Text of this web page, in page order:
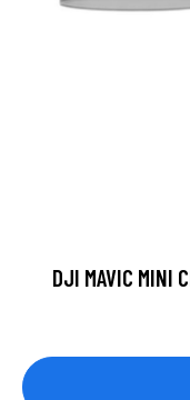
DJI MAVIC MINI